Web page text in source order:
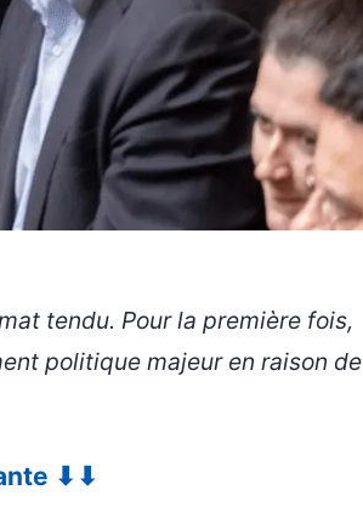
tendu. Pour la première fois,
politique majeur en raison de
⬇⬇